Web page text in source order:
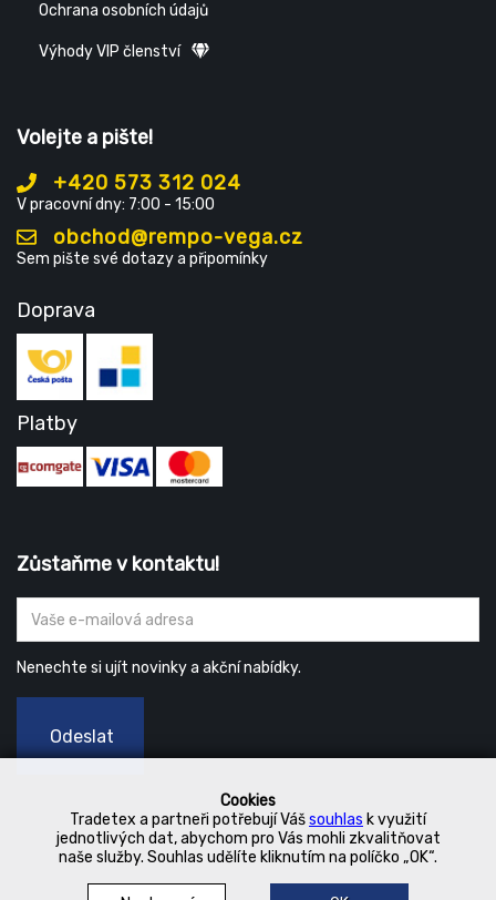
Cookies
Tradetex a partneři potřebují Vášsouhlas k využití
jednotlivých dat, abychom pro Vás mohli zkvalitňovat
naše služby. Souhlas udělíte kliknutím na políčko „OK“.
Ochrana osobních údajů
Výhody VIP členství
Volejte a pište!
+420 573 312 024
V pracovní dny: 7:00 - 15:00
obchod@rempo-vega.cz
Sem pište své dotazy a připomínky
Doprava
Platby
Zůstaňme v kontaktu!
Nenechte si ujít novinky a akční nabídky.
Odeslat